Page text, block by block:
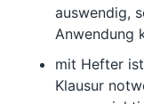
auswendig,
Anwendung
mit Hefter
Klausur